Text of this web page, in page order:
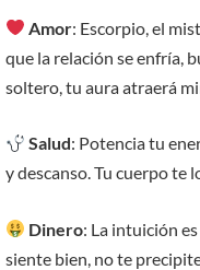
Amor: Escorpio, el
que la relación se enfría,
soltero, tu aura atraerá
Salud: Potencia tu
y descanso. Tu cuerpo te
Dinero: La intuición
siente bien, no te